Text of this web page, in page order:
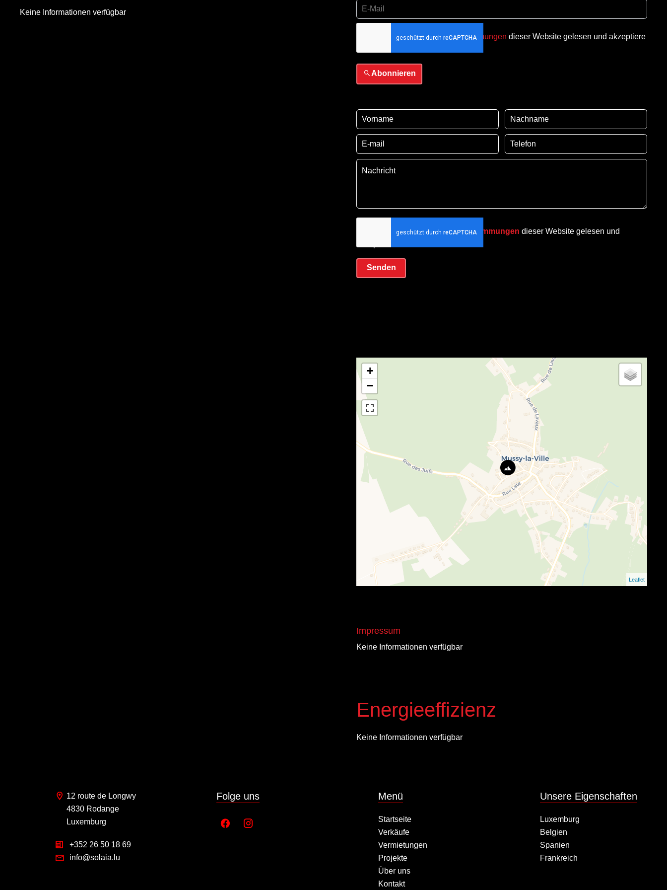
Keine Informationen verfügbar
Ich habe dieDatenschutzbestimmungen dieser Website gelesen und akzeptiere
Abonnieren
Ich habe dieDatenschutzbestimmungen dieser Website gelesen und
Senden
+
−
Leaflet
Impressum
Keine Informationen verfügbar
Energieeffizienz
Keine Informationen verfügbar
12 route de Longwy
4830 Rodange
Luxemburg
+352 26 50 18 69
info@solaia.lu
Folge uns Menü
Startseite
Verkäufe
Vermietungen
Projekte
Über uns
Kontakt
Unsere Eigenschaften
Luxemburg
Belgien
Spanien
Frankreich